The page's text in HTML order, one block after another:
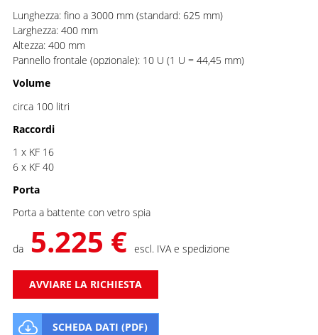
Lunghezza: fino a 3000 mm (standard: 625 mm)
Larghezza: 400 mm
Altezza: 400 mm
Pannello frontale (opzionale): 10 U (1 U = 44,45 mm)
Volume
circa 100 litri
Raccordi
1 x KF 16
6 x KF 40
Porta
Porta a battente con vetro spia
da5.225 € escl. IVA e spedizione
AVVIARE LA RICHIESTA
SCHEDA DATI (PDF)